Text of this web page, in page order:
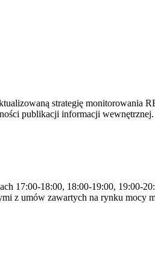
strategię monitorowania
publikacji informacji
17:00-18:00, 18:00-19:00, 19:00-
z umów zawartych na rynku mocy